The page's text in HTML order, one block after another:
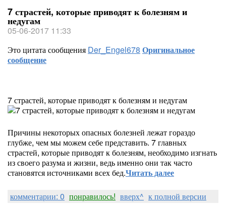
7 страстей, которые приводят к болезням и
недугам
05-06-2017 11:33
Это цитата сообщения Der_Engel678 Оригинальное
сообщение
7 страстей, которые приводят к болезням и недугам
Причины некоторых опасных болезней лежат гораздо
глубже, чем мы можем себе представить. 7 главных
страстей, которые приводят к болезням, необходимо изгнать
из своего разума и жизни, ведь именно они так часто
становятся источниками всех бед.Читать далее
комментарии: 0 понравилось! вверх^ к полной версии